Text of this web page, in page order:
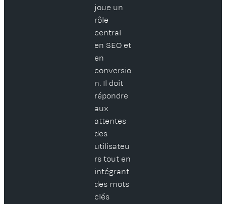
joue un
rôle
central
en SEO et
en
conversio
n. Il doit
répondre
aux
attentes
des
utilisateu
rs tout en
intégrant
des mots
clés